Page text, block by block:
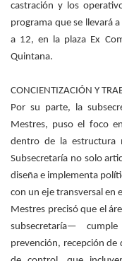
castración y los
programa que se llevará
a 12, en la plaza Ex
Quintana.
CONCIENTIZACIÓN Y
Por su parte, la
Mestres, puso el foco
dentro de la estructura
Subsecretaría no solo
diseña e implementa
con un eje transversal en
Mestres precisó que el
subsecretaría—
prevención, recepción